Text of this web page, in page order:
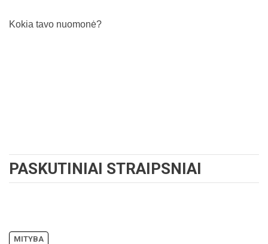
Kokia tavo nuomonė?
PASKUTINIAI STRAIPSNIAI
MITYBA